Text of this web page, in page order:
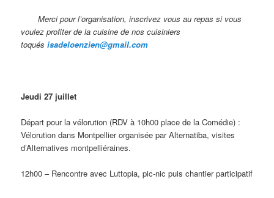
Merci pour l’organisation, inscrivez vous au repas si vous
voulez profiter de la cuisine de nos cuisiniers
toquésisadeloenzien@gmail.com
Jeudi 27 juillet
Départ pour la vélorution (RDV à 10h00 place de la Comédie) :
Vélorution dans Montpellier organisée par Alternatiba, visites
d’Alternatives montpelliéraines.
12h00 – Rencontre avec Luttopia, pic-nic puis chantier participatif